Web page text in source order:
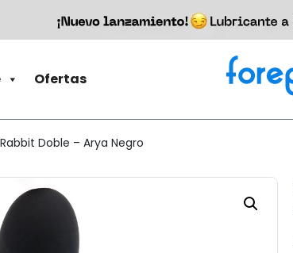
Ofertas
Doble – Arya Negro